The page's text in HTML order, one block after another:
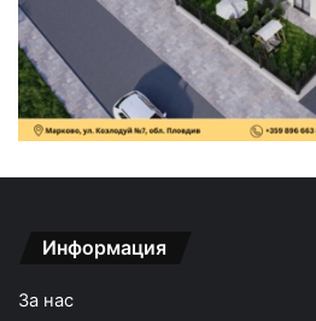
Информация
За нас